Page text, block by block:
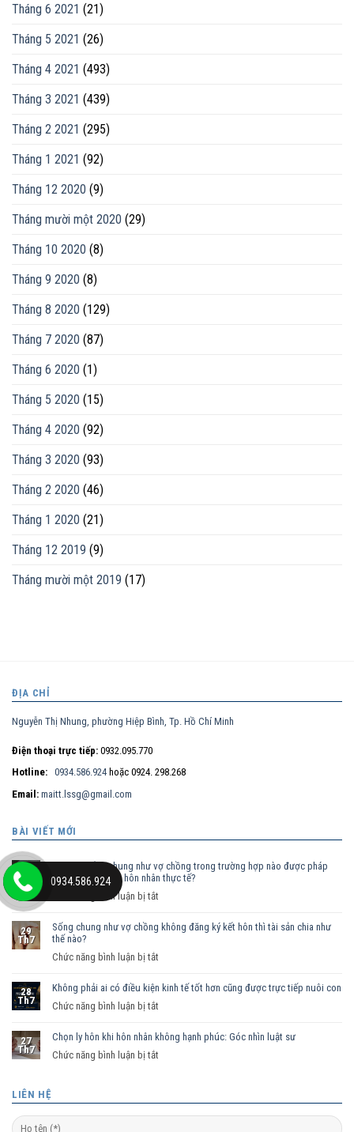
Tháng 6 2021 (21)
Tháng 5 2021 (26)
Tháng 4 2021 (493)
Tháng 3 2021 (439)
Tháng 2 2021 (295)
Tháng 1 2021 (92)
Tháng 12 2020 (9)
Tháng mười một 2020 (29)
Tháng 10 2020 (8)
Tháng 9 2020 (8)
Tháng 8 2020 (129)
Tháng 7 2020 (87)
Tháng 6 2020 (1)
Tháng 5 2020 (15)
Tháng 4 2020 (92)
Tháng 3 2020 (93)
Tháng 2 2020 (46)
Tháng 1 2020 (21)
Tháng 12 2019 (9)
Tháng mười một 2019 (17)
ĐỊA CHỈ
Nguyễn Thị Nhung, phường Hiệp Bình, Tp. Hồ Chí Minh
Điện thoại trực tiếp: 0932.095.770
Hotline: 0934.586.924 hoặc 0924. 298.268
Email: maitt.lssg@gmail.com
BÀI VIẾT MỚI
Th7
Nam nữ sống chung như vợ chồng trong trường hợp nào được pháp
luật công nhận là hôn nhân thực tế?
Chức năng bình luận bị tắt
nữ
vợ
trường
pháp
luật
29
Th7
Sống chung như vợ chồng không đăng ký kết hôn thì tài sản chia như
thế nào?
Chức năng bình luận bị tắt
chung
chồng
hôn
28
Th7
Không phải ai có điều kiện kinh tế tốt hơn cũng được trực tiếp nuôi con
Chức năng bình luận bị tắt
phải
kiện
kinh
27
Th7
Chọn ly hôn khi hôn nhân không hạnh phúc: Góc nhìn luật sư
Chức năng bình luận bị tắt
hôn
khi
LIÊN HỆ
0934.586.924